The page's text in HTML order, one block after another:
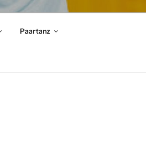
Paartanz